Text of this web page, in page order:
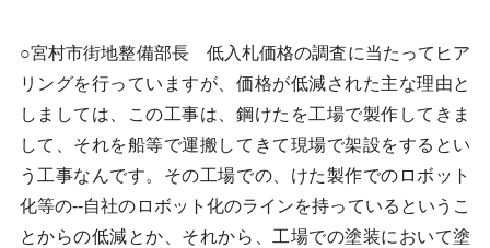
○宮村市街地整備部長 低入札価格の調査に当たってヒア
リングを行っていますが、価格が低減された主な理由と
しましては、この工事は、鋼けたを工場で製作してきま
して、それを船等で運搬してきて現場で架設をするとい
う工事なんです。その工場での、けた製作でのロボット
化等の--自社のロボット化のラインを持っているというこ
とからの低減とか、それから、工場での塗装において塗